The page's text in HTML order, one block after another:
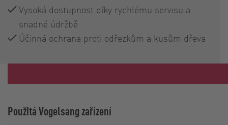
Vysoká dostupnost díky rychlému servisu a
snadné údržbě
Účinná ochrana proti odřezkům a kusům dřeva
Použitá Vogelsang zařízení